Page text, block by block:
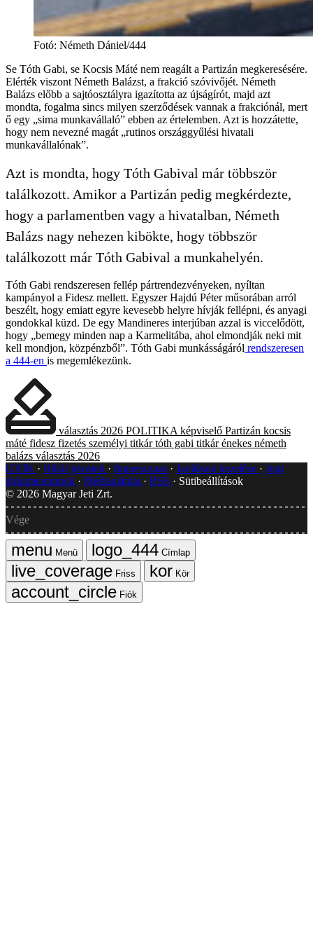
Fotó: Németh Dániel/444
Se Tóth Gabi, se Kocsis Máté nem reagált a Partizán megkeresésére.
Elérték viszont Németh Balázst, a frakció szóvivőjét. Németh
Balázs előbb a sajtóosztályra igazította az újságírót, majd azt
mondta, fogalma sincs milyen szerződések vannak a frakciónál, mert
ő egy „sima munkavállaló” ebben az értelemben. Azt is hozzátette,
hogy nem nevezné magát „rutinos országgyűlési hivatali
munkavállalónak”.
Azt is mondta, hogy Tóth Gabival már többször
találkozott. Amikor a Partizán pedig megkérdezte,
hogy a parlamentben vagy a hivatalban, Németh
Balázs nagy nehezen kibökte, hogy többször
találkozott már Tóth Gabival a munkahelyén.
Tóth Gabi rendszeresen fellép pártrendezvényeken, nyíltan
kampányol a Fidesz mellett. Egyszer Hajdú Péter műsorában arról
beszélt, hogy emiatt egyre kevesebb helyre hívják fellépni, és anyagi
gondokkal küzd. De egy Mandineres interjúban azzal is viccelődött,
hogy „bemegy minden nap a Karmelitába, ahol elmondják neki mit
kell mondjon, közpénzből”. Tóth Gabi munkásságáról rendszeresen
a 444-en is megemlékezünk.
választás 2026 POLITIKA képviselő Partizán kocsis
máté fidesz fizetés személyi titkár tóth gabi titkár énekes németh
balázs választás 2026
GYIK
Hibát jelentek Impresszum Javítások kezelése
Jogi
dokumentumok
Médiaajánlat RSS
Sütibeállítások
© 2026 Magyar Jeti Zrt.
Vége
Menü
Címlap
Friss
Kör
Fiók